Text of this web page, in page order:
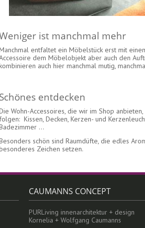
ist manchmal mehr
entfaltet ein Möbelstück erst mit
dem Möbelobjekt aber auch den
auch hier manchmal mutig,
Schönes entdecken
Wohn-Accessoires, die wir im Shop
Kissen, Decken, Kerzen- und
…
schön sind Raumdüfte, die edles
Zeichen setzen.
CAUMANNS CONCEPT
PURLiving innenarchitektur + design
Kornelia + Wolfgang Caumanns